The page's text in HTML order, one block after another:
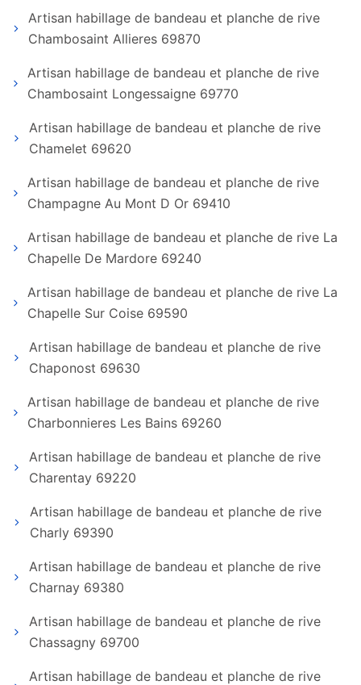
Artisan habillage de bandeau et planche de rive
Chambosaint Allieres 69870
Artisan habillage de bandeau et planche de rive
Chambosaint Longessaigne 69770
Artisan habillage de bandeau et planche de rive
Chamelet 69620
Artisan habillage de bandeau et planche de rive
Champagne Au Mont D Or 69410
Artisan habillage de bandeau et planche de rive La
Chapelle De Mardore 69240
Artisan habillage de bandeau et planche de rive La
Chapelle Sur Coise 69590
Artisan habillage de bandeau et planche de rive
Chaponost 69630
Artisan habillage de bandeau et planche de rive
Charbonnieres Les Bains 69260
Artisan habillage de bandeau et planche de rive
Charentay 69220
Artisan habillage de bandeau et planche de rive
Charly 69390
Artisan habillage de bandeau et planche de rive
Charnay 69380
Artisan habillage de bandeau et planche de rive
Chassagny 69700
Artisan habillage de bandeau et planche de rive